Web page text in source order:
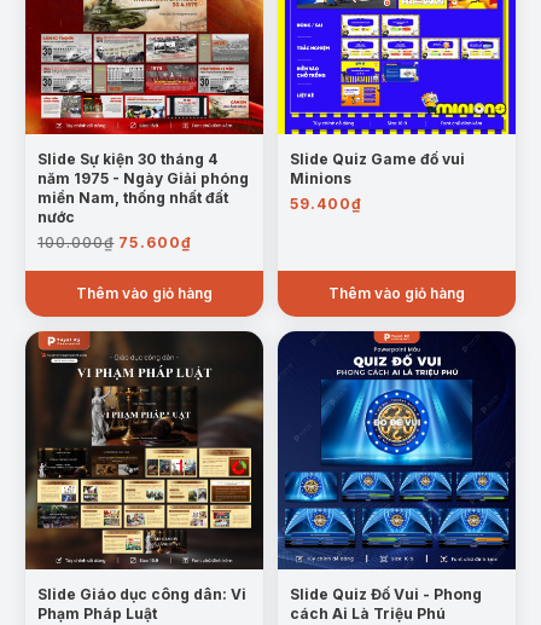
Slide Sự kiện 30 tháng 4
năm 1975 - Ngày Giải phóng
miền Nam, thống nhất đất
nước
100.000₫ Giá
là:
75.600₫Giá
tại
75.600₫.
Thêm vào giỏ hàng
Slide Quiz Game đố vui
Minions
59.400₫
Thêm vào giỏ hàng
Slide Giáo dục công dân: Vi
Phạm Pháp Luật
Slide Quiz Đố Vui - Phong
cách Ai Là Triệu Phú